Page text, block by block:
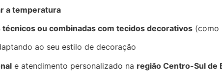
a temperatura
ou combinadas com tecidos decorativos (como
ao seu estilo de decoração
e atendimento personalizado na região Centro-Sul de